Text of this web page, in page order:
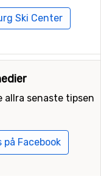
Ski Center
allra senaste tipsen
Facebook